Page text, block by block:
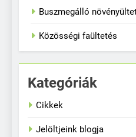
Buszmegálló
Közösségi faültetés
Kategóriák
Cikkek
Jelöltjeink blogja